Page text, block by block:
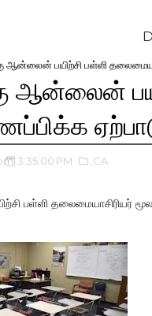
Dear all
ஆன்லைன் பயிற்சி பள்ளி
ஆன்லைன்
3:35:00 PM ,CA
பள்ளி தலைமையாசிரியர்